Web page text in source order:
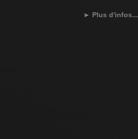
► Plus d'infos...